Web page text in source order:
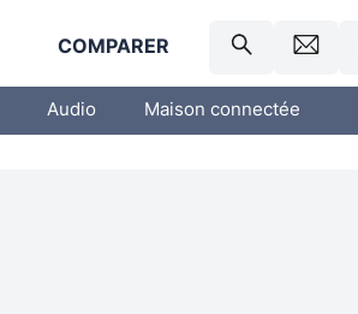
COMPARER
Audio Maison connectée